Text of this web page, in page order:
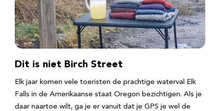
Dit is niet Birch Street
Elk jaar komen vele toeristen de prachtige waterval Elk
Falls in de Amerikaanse staat Oregon bezichtigen. Als je
daar naartoe wilt, ga je er vanuit dat je GPS je wel de